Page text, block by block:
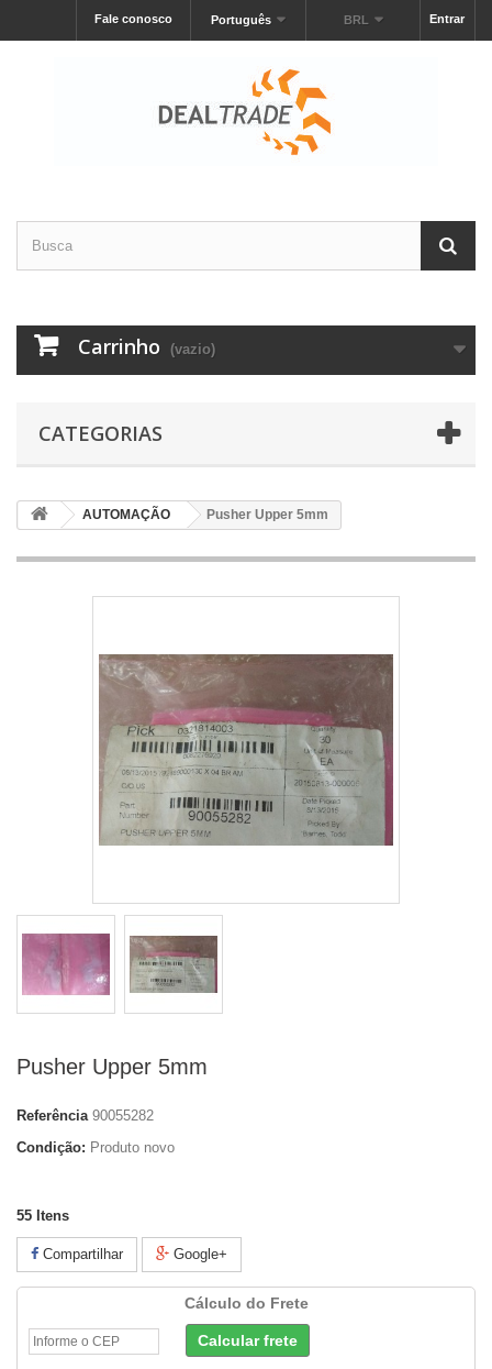
Entrar
BRL
Português
Fale conosco
Carrinho (vazio)
CATEGORIAS
AUTOMAÇÃO Pusher Upper 5mm
Pusher Upper 5mm
Referência 90055282
Condição: Produto novo
55 Itens
Compartilhar Google+
Cálculo do Frete